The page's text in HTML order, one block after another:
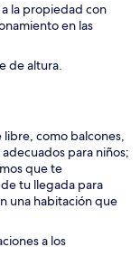
la propiedad con
en las
de altura.
libre, como balcones,
para niños;
que te
tu llegada para
una habitación que
a los